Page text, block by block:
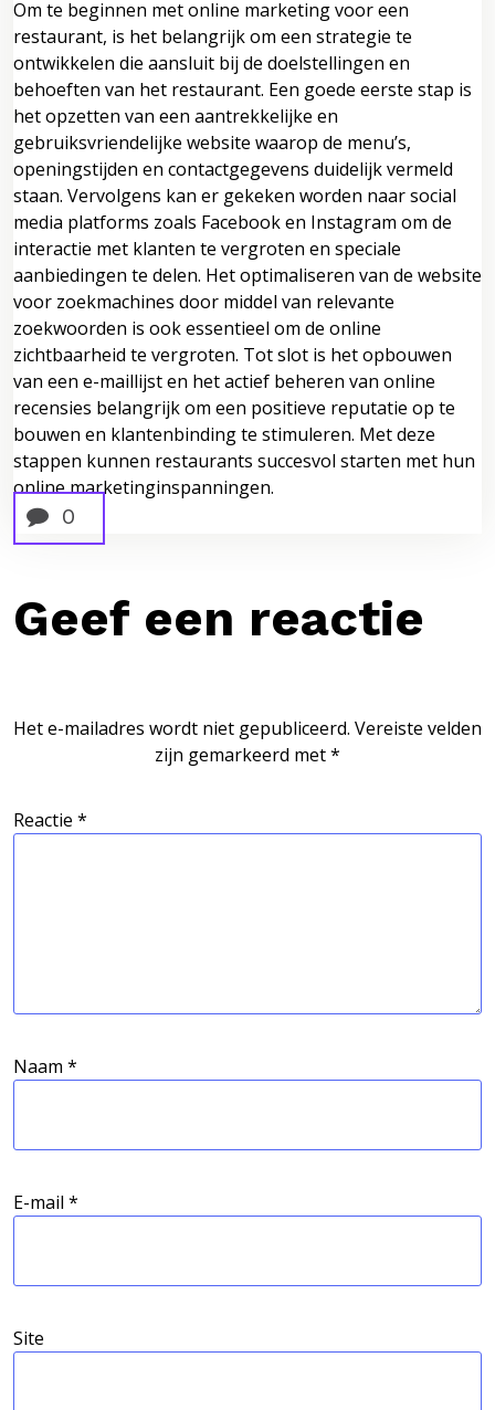
Om te beginnen met online marketing voor een
restaurant, is het belangrijk om een strategie te
ontwikkelen die aansluit bij de doelstellingen en
behoeften van het restaurant. Een goede eerste stap is
het opzetten van een aantrekkelijke en
gebruiksvriendelijke website waarop de menu’s,
openingstijden en contactgegevens duidelijk vermeld
staan. Vervolgens kan er gekeken worden naar social
media platforms zoals Facebook en Instagram om de
interactie met klanten te vergroten en speciale
aanbiedingen te delen. Het optimaliseren van de website
voor zoekmachines door middel van relevante
zoekwoorden is ook essentieel om de online
zichtbaarheid te vergroten. Tot slot is het opbouwen
van een e-maillijst en het actief beheren van online
recensies belangrijk om een positieve reputatie op te
bouwen en klantenbinding te stimuleren. Met deze
stappen kunnen restaurants succesvol starten met hun
online marketinginspanningen.
0
Geef een reactie
Het e-mailadres wordt niet gepubliceerd. Vereiste velden
zijn gemarkeerd met*
Reactie *
Naam *
E-mail *
Site